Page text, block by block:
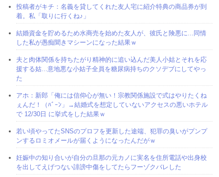
投稿者がキチ：名義を貸してくれた友人宅に紹介特典の商品券が到
着。私「取りに行くね♪」
結婚資金を貯めるため水商売を始めた友人が、彼氏と険悪に...同情
した私が愚痴聞きマシーンになった結果ｗ
夫と肉体関係を持ちたがり精神的に追い込んだ美人小姑とそれを応
援する姑...意地悪な小姑子全員を糖尿病持ちのクソデブにしてやっ
た
アホ：新郎「俺には信仰心が無い！宗教関係施設で式はやりたくね
ぇんだ！（ﾊﾞｰﾝ」→結婚式を想定していないアクセスの悪いホテル
で 12/30日 に挙式をした結果ｗ
若い頃やってたSNSのプロフを更新した途端、犯罪の臭いがプンプ
ンするロミオメールが届くようになったんだがｗ
妊娠中の知り合いが自分の旦那の元カノに実名を住所電話や出身校
を出してえげつない誹謗中傷をしてたらフーゾクバレした